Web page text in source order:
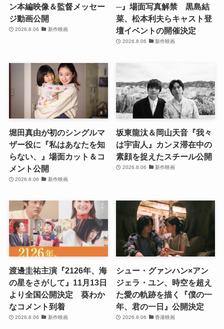
ン本編映像＆監督メッセー
ジ動画公開
2026.8.06 新作映画
─』場面写真解禁 黒島結
菜、松本利夫らキャスト登
壇イベントの開催決定
2026.8.06 新作映画
堀田真由が初のシングルマ
ザー役に『私はあなたを知
らない、』場面カット＆コ
メント公開
2026.8.06 新作映画
坂東龍汰＆岡山天音『我々
は宇宙人』カンヌ滞在中の
素顔を捉えたスチール公開
2026.8.06 新作映画
渡邊圭祐主演『2126年、海
の星をさがして』11月13日
より全国公開決定 葵わか
なコメント到着
2026.8.06 新作映画
シュー・グァンハン×アン
ジェラ・ユン、時空を超え
た愛の軌跡を描く『僕の一
年、君の一日』公開決定
2026.8.06 香港映画